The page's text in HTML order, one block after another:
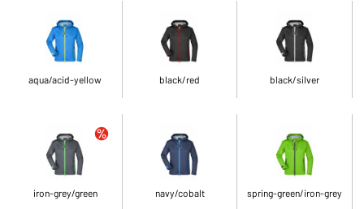
aqua/acid-yellow black/red black/silver
iron-grey/green navy/cobalt spring-green/iron-grey